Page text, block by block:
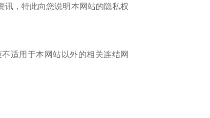
，特此向您说明本网站的隐私权
适用于本网站以外的相关连结网